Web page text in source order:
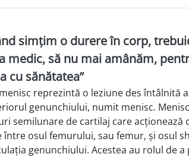
simțim o durere în corp,
medic, să nu mai amânăm,
cu sănătatea”
reprezintă o leziune des întâlnită
genunchiului, numit menisc.
semilunare de cartilaj care acționează
osul femurului, sau femur, și osul
genunchiului. Acestea au rolul de a